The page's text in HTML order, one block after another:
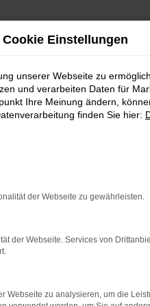
Cookie Einstellungen
unserer Webseite zu
und verarbeiten Daten für
Ihre Meinung ändern,
finden Sie hier:
der Webseite zu gewährleisten.
der Webseite. Services von
Webseite zu analysieren, um die